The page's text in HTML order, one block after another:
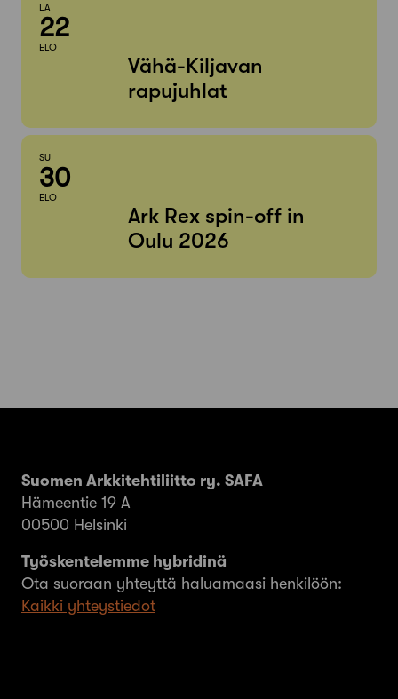
LA
22
ELO
Vähä-Kiljavan
rapujuhlat
SU
30
ELO
Ark Rex spin-off in
Oulu 2026
Suomen Arkkitehtiliitto ry. SAFA
Hämeentie 19 A
00500 Helsinki
Työskentelemme hybridinä
Ota suoraan yhteyttä haluamaasi henkilöön:
Kaikki yhteystiedot